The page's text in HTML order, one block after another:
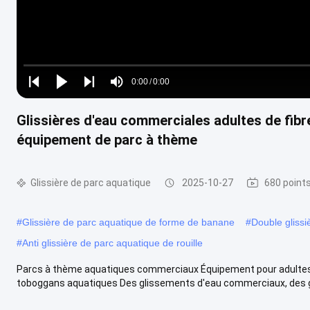
Play
Play
Play
Mute
Time
0:00/0:00
Loaded:
0%
Glissières d'eau commerciales adultes de
équipement de parc à thème
Glissière de parc aquatique 2025-10-27 680
#Glissière de parc aquatique de forme de banane #Double
#Anti glissière de parc aquatique de rouille
Parcs à thème aquatiques commerciaux Équipement pour
toboggans aquatiques Des glissements d'eau commerciaux, des